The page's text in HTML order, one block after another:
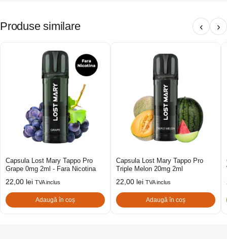
Produse similare ‹ ›
Capsula Lost Mary Tappo Pro
Grape 0mg 2ml - Fara Nicotina
22,00 lei TVA inclus
Adaugă în coș
Capsula Lost Mary Tappo Pro
Triple Melon 20mg 2ml
22,00 lei TVA inclus
Adaugă în coș